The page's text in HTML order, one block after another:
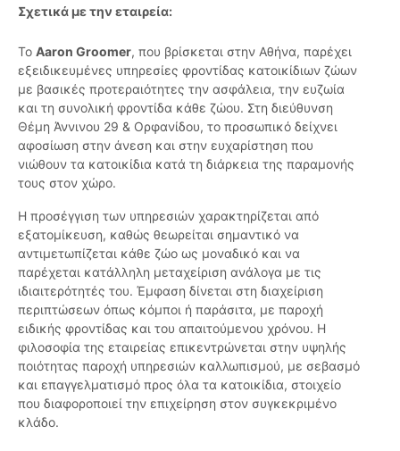
Σχετικά με την εταιρεία:
Το Aaron Groomer, που βρίσκεται στην Αθήνα, παρέχει
εξειδικευμένες υπηρεσίες φροντίδας κατοικίδιων ζώων
με βασικές προτεραιότητες την ασφάλεια, την ευζωία
και τη συνολική φροντίδα κάθε ζώου. Στη διεύθυνση
Θέμη Άννινου 29 & Ορφανίδου, το προσωπικό δείχνει
αφοσίωση στην άνεση και στην ευχαρίστηση που
νιώθουν τα κατοικίδια κατά τη διάρκεια της παραμονής
τους στον χώρο.
Η προσέγγιση των υπηρεσιών χαρακτηρίζεται από
εξατομίκευση, καθώς θεωρείται σημαντικό να
αντιμετωπίζεται κάθε ζώο ως μοναδικό και να
παρέχεται κατάλληλη μεταχείριση ανάλογα με τις
ιδιαιτερότητές του. Έμφαση δίνεται στη διαχείριση
περιπτώσεων όπως κόμποι ή παράσιτα, με παροχή
ειδικής φροντίδας και του απαιτούμενου χρόνου. Η
φιλοσοφία της εταιρείας επικεντρώνεται στην υψηλής
ποιότητας παροχή υπηρεσιών καλλωπισμού, με σεβασμό
και επαγγελματισμό προς όλα τα κατοικίδια, στοιχείο
που διαφοροποιεί την επιχείρηση στον συγκεκριμένο
κλάδο.